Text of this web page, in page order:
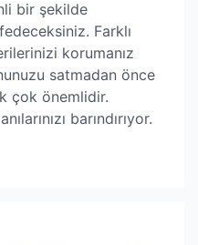
bir şekilde
Farklı
korumanız
satmadan önce
çok önemlidir.
barındırıyor.